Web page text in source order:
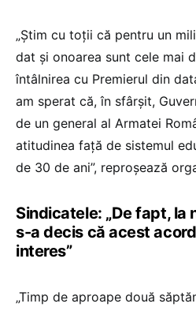
„Știm cu toții că pentru un
dat și onoarea sunt cele mai
întâlnirea cu Premierul din
am sperat că, în sfârșit,
de un general al Armatei
atitudinea față de sistemul
de 30 de ani”, reproșează
Sindicatele: „De fapt, la
s-a decis că acest
interes”
„Timp de aproape două